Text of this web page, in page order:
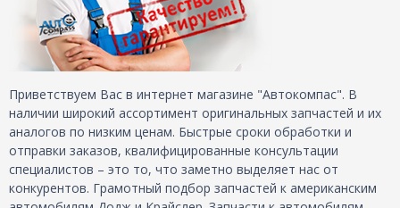
Приветствуем Вас в интернет магазине "Автокомпас". В
наличии широкий ассортимент оригинальных запчастей и их
аналогов по низким ценам. Быстрые сроки обработки и
отправки заказов, квалифицированные консультации
специалистов – это то, что заметно выделяет нас от
конкурентов. Грамотный подбор запчастей к американским